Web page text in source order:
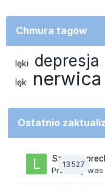
Chmura tagów
lęki depresja
lęk nerwica
Ostatnio
13 527
Szalone
Przezlily